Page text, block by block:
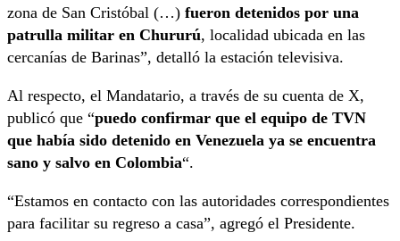
zona de San Cristóbal (…) fueron detenidos por una
patrulla militar en Chururú, localidad ubicada en las
cercanías de Barinas”, detalló la estación televisiva.
Al respecto, el Mandatario, a través de su cuenta de X,
publicó que “puedo confirmar que el equipo de TVN
que había sido detenido en Venezuela ya se encuentra
sano y salvo en Colombia“.
“Estamos en contacto con las autoridades correspondientes
para facilitar su regreso a casa”, agregó el Presidente.